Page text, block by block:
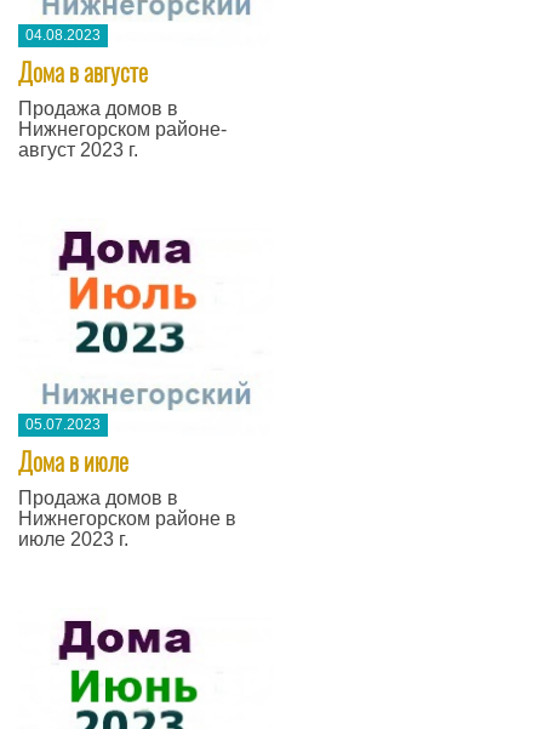
04.08.2023
Дома в августе
Продажа домов в
Нижнегорском районе-
август 2023 г.
05.07.2023
Дома в июле
Продажа домов в
Нижнегорском районе в
июле 2023 г.